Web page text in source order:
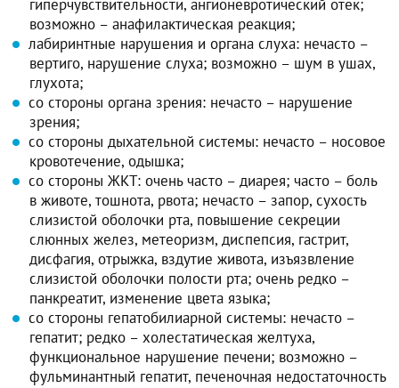
гиперчувствительности, ангионевротический отек;
возможно – анафилактическая реакция;
лабиринтные нарушения и органа слуха: нечасто –
вертиго, нарушение слуха; возможно – шум в ушах,
глухота;
со стороны органа зрения: нечасто – нарушение
зрения;
со стороны дыхательной системы: нечасто – носовое
кровотечение, одышка;
со стороны ЖКТ: очень часто – диарея; часто – боль
в животе, тошнота, рвота; нечасто – запор, сухость
слизистой оболочки рта, повышение секреции
слюнных желез, метеоризм, диспепсия, гастрит,
дисфагия, отрыжка, вздутие живота, изъязвление
слизистой оболочки полости рта; очень редко –
панкреатит, изменение цвета языка;
со стороны гепатобилиарной системы: нечасто –
гепатит; редко – холестатическая желтуха,
функциональное нарушение печени; возможно –
фульминантный гепатит, печеночная недостаточность